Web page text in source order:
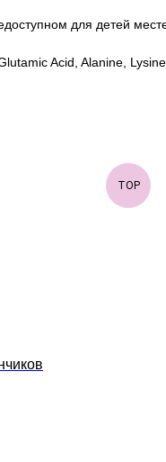
для детей
Acid, Alanine,
TOP